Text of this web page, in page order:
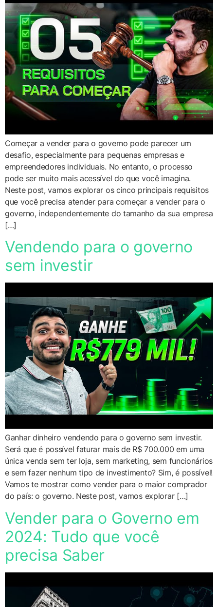
Começar a vender para o governo pode parecer um
desafio, especialmente para pequenas empresas e
empreendedores individuais. No entanto, o processo
pode ser muito mais acessível do que você imagina.
Neste post, vamos explorar os cinco principais requisitos
que você precisa atender para começar a vender para o
governo, independentemente do tamanho da sua empresa
[…]
Vendendo para o governo
sem investir
Ganhar dinheiro vendendo para o governo sem investir.
Será que é possível faturar mais de R$ 700.000 em uma
única venda sem ter loja, sem marketing, sem funcionários
e sem fazer nenhum tipo de investimento? Sim, é possível!
Vamos te mostrar como vender para o maior comprador
do país: o governo. Neste post, vamos explorar […]
Vender para o Governo em
2024: Tudo que você
precisa Saber